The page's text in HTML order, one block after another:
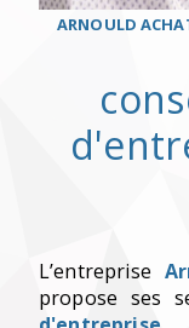
ARNOULD
L’entreprise
propose ses